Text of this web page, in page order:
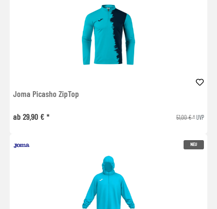
Joma Picasho ZipTop
ab 29,90 € * 51,00 € *UVP
NEU